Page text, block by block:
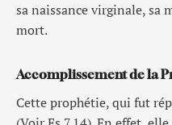
sa naissance virginale, sa
mort.
Accomplissement de la
Cette prophétie, qui fut